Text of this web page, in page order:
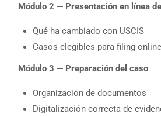
Módulo 2 — Presentación en línea
Qué ha cambiado con USCIS
Casos elegibles para filing online
Módulo 3 — Preparación del caso
Organización de documentos
Digitalización correcta de